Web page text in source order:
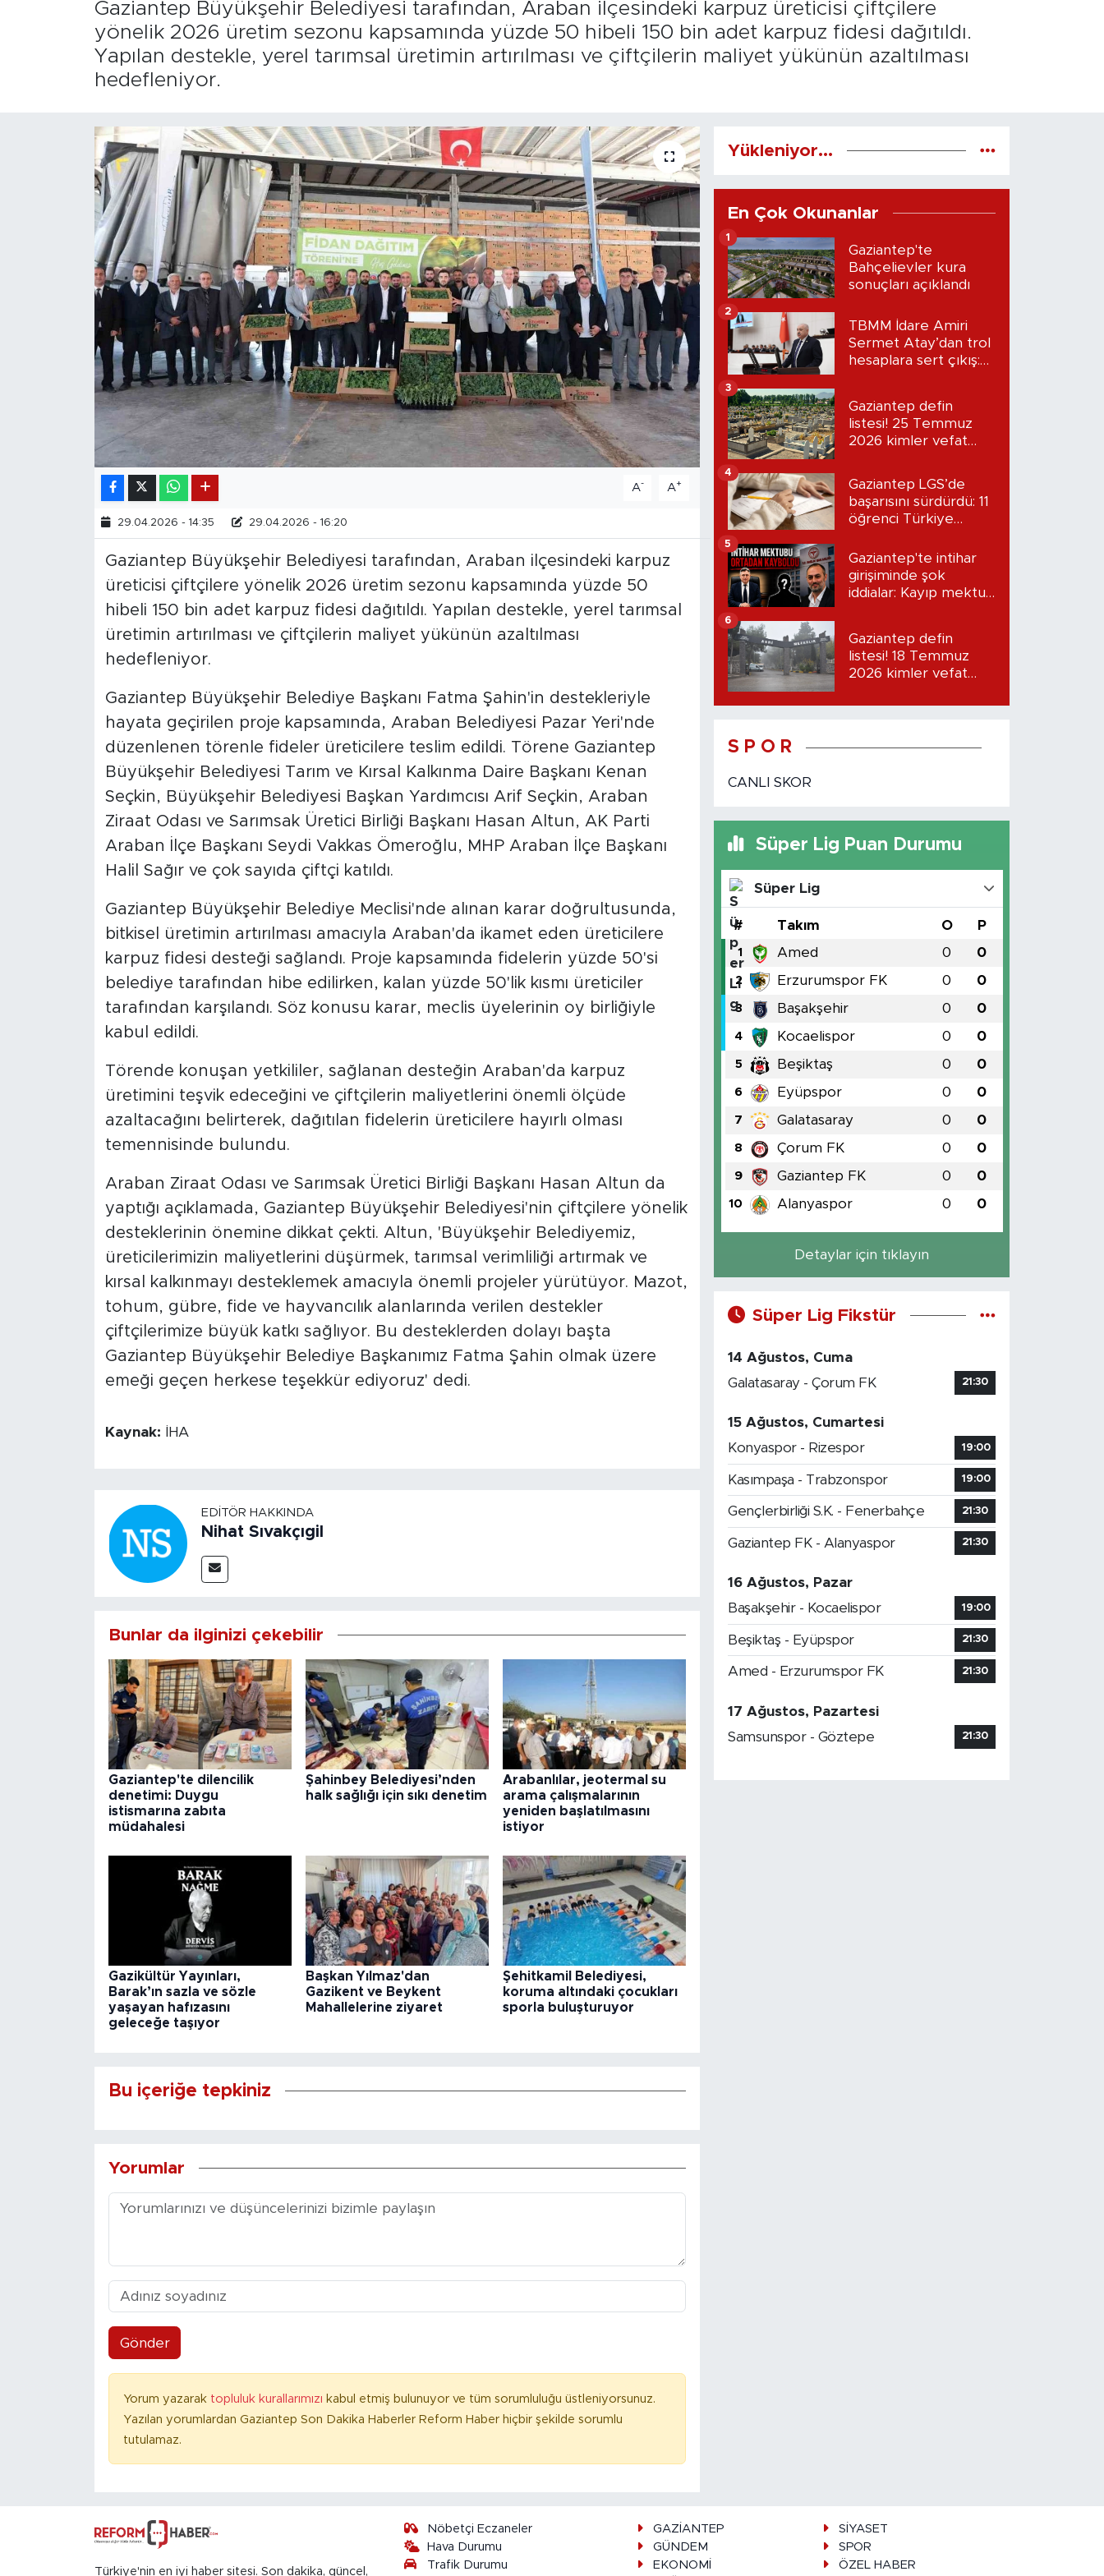
Gaziantep Büyükşehir Belediyesi tarafından, Araban ilçesindeki karpuz üreticisi çiftçilere
yönelik 2026 üretim sezonu kapsamında yüzde 50 hibeli 150 bin adet karpuz fidesi dağıtıldı.
Yapılan destekle, yerel tarımsal üretimin artırılması ve çiftçilerin maliyet yükünün azaltılması
hedefleniyor.
A- A+
29.04.2026 - 14:35 29.04.2026 - 16:20
Gaziantep Büyükşehir Belediyesi tarafından, Araban ilçesindeki karpuz
üreticisi çiftçilere yönelik 2026 üretim sezonu kapsamında yüzde 50
hibeli 150 bin adet karpuz fidesi dağıtıldı. Yapılan destekle, yerel tarımsal
üretimin artırılması ve çiftçilerin maliyet yükünün azaltılması
hedefleniyor.
Gaziantep Büyükşehir Belediye Başkanı Fatma Şahin'in destekleriyle
hayata geçirilen proje kapsamında, Araban Belediyesi Pazar Yeri'nde
düzenlenen törenle fideler üreticilere teslim edildi. Törene Gaziantep
Büyükşehir Belediyesi Tarım ve Kırsal Kalkınma Daire Başkanı Kenan
Seçkin, Büyükşehir Belediyesi Başkan Yardımcısı Arif Seçkin, Araban
Ziraat Odası ve Sarımsak Üretici Birliği Başkanı Hasan Altun, AK Parti
Araban İlçe Başkanı Seydi Vakkas Ömeroğlu, MHP Araban İlçe Başkanı
Halil Sağır ve çok sayıda çiftçi katıldı.
Gaziantep Büyükşehir Belediye Meclisi'nde alınan karar doğrultusunda,
bitkisel üretimin artırılması amacıyla Araban'da ikamet eden üreticilere
karpuz fidesi desteği sağlandı. Proje kapsamında fidelerin yüzde 50'si
belediye tarafından hibe edilirken, kalan yüzde 50'lik kısmı üreticiler
tarafından karşılandı. Söz konusu karar, meclis üyelerinin oy birliğiyle
kabul edildi.
Törende konuşan yetkililer, sağlanan desteğin Araban'da karpuz
üretimini teşvik edeceğini ve çiftçilerin maliyetlerini önemli ölçüde
azaltacağını belirterek, dağıtılan fidelerin üreticilere hayırlı olması
temennisinde bulundu.
Araban Ziraat Odası ve Sarımsak Üretici Birliği Başkanı Hasan Altun da
yaptığı açıklamada, Gaziantep Büyükşehir Belediyesi'nin çiftçilere yönelik
desteklerinin önemine dikkat çekti. Altun, 'Büyükşehir Belediyemiz,
üreticilerimizin maliyetlerini düşürmek, tarımsal verimliliği artırmak ve
kırsal kalkınmayı desteklemek amacıyla önemli projeler yürütüyor. Mazot,
tohum, gübre, fide ve hayvancılık alanlarında verilen destekler
çiftçilerimize büyük katkı sağlıyor. Bu desteklerden dolayı başta
Gaziantep Büyükşehir Belediye Başkanımız Fatma Şahin olmak üzere
emeği geçen herkese teşekkür ediyoruz' dedi.
Kaynak: İHA
EDITÖR HAKKINDA
Nihat Sıvakçıgil
Bunlar da ilginizi çekebilir
Gaziantep'te dilencilik
denetimi: Duygu
istismarına zabıta
müdahalesi
Şahinbey Belediyesi’nden
halk sağlığı için sıkı denetim
Arabanlılar, jeotermal su
arama çalışmalarının
yeniden başlatılmasını
istiyor
Gazikültür Yayınları,
Barak’ın sazla ve sözle
yaşayan hafızasını
geleceğe taşıyor
Başkan Yılmaz'dan
Gazikent ve Beykent
Mahallelerine ziyaret
Şehitkamil Belediyesi,
koruma altındaki çocukları
sporla buluşturuyor
Bu içeriğe tepkiniz
Yorumlar
Gönder
Yorum yazarak topluluk kurallarımızı kabul etmiş bulunuyor ve tüm sorumluluğu üstleniyorsunuz.
Yazılan yorumlardan Gaziantep Son Dakika Haberler Reform Haber hiçbir şekilde sorumlu
tutulamaz.
Yükleniyor...
En Çok Okunanlar
Gaziantep'te
Bahçelievler kura
sonuçları açıklandı
1
TBMM İdare Amiri
Sermet Atay’dan trol
hesaplara sert çıkış:
2
Gaziantep defin
listesi! 25 Temmuz
2026 kimler vefat
3
Gaziantep LGS’de
başarısını sürdürdü: 11
öğrenci Türkiye
4
Gaziantep'te intihar
girişiminde şok
iddialar: Kayıp mektup
5
Gaziantep defin
listesi! 18 Temmuz
2026 kimler vefat
6
S P O R
CANLI SKOR
Süper Lig Puan Durumu
Süper Lig
# Takım O P
1 Amed 0 0
2 Erzurumspor FK 0 0
3 Başakşehir 0 0
4 Kocaelispor 0 0
5 Beşiktaş 0 0
6 Eyüpspor 0 0
7 Galatasaray 0 0
8 Çorum FK 0 0
9 Gaziantep FK 0 0
10 Alanyaspor 0 0
Detaylar için tıklayın
Süper Lig Fikstür
14 Ağustos, Cuma
Galatasaray - Çorum FK
21:30
15 Ağustos, Cumartesi
Konyaspor - Rizespor
19:00
Kasımpaşa - Trabzonspor 19:00
Gençlerbirliği S.K. - Fenerbahçe 21:30
Gaziantep FK - Alanyaspor 21:30
16 Ağustos, Pazar
Başakşehir - Kocaelispor
19:00
Beşiktaş - Eyüpspor 21:30
Amed - Erzurumspor FK 21:30
17 Ağustos, Pazartesi
Samsunspor - Göztepe
21:30
Türkiye'nin en iyi haber sitesi. Son dakika, güncel,
Nöbetçi Eczaneler
Hava Durumu
Trafik Durumu
GAZİANTEP
SİYASET
GÜNDEM
SPOR
EKONOMİ
ÖZEL HABER